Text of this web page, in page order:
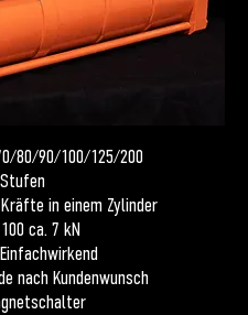
80/90/100/125/200
in einem Zylinder
ca. 7 kN
nach Kundenwunsch